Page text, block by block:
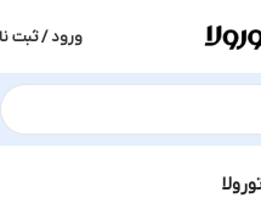
ورود / ثبت